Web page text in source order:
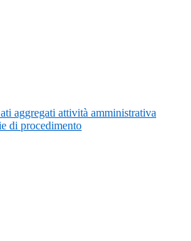
aggregati attività amministrativa
di procedimento